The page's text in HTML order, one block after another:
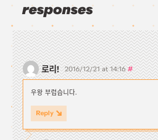
responses
로리! 2016/12/21 at 14:16#
우왕 부럽습니다.
Reply